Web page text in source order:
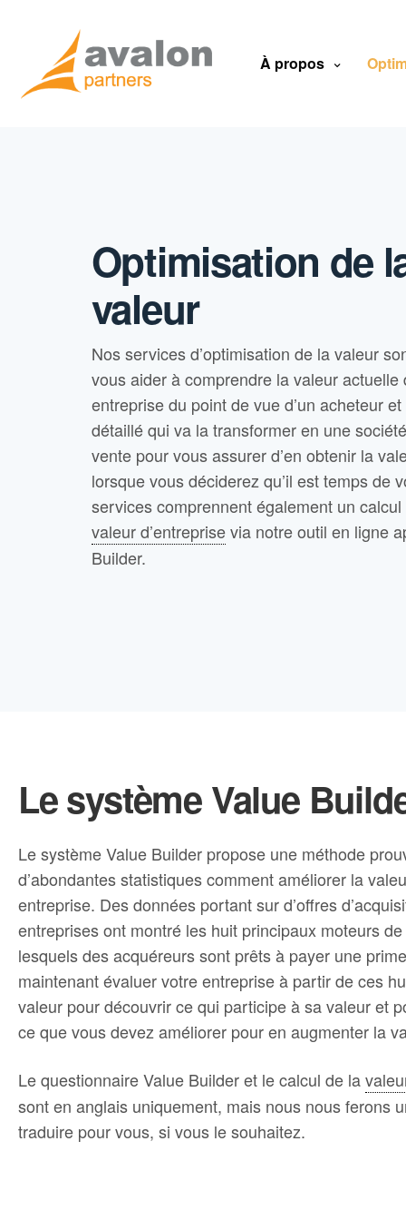
À propos
Optimisation de
valeur
Nos services d’optimisation de la valeur
vous aider à comprendre la valeur actuelle
entreprise du point de vue d’un acheteur
détaillé qui va la transformer en une
vente pour vous assurer d’en obtenir la
lorsque vous déciderez qu’il est temps de
services comprennent également un
valeur d’entreprisevia notre outil en ligne
Builder.
Le système Value
Le système Value Builder propose une méthode
d’abondantes statistiques comment améliorer la
entreprise. Des données portant sur d’offres
entreprises ont montré les huit principaux moteurs
lesquels des acquéreurs sont prêts à payer une
maintenant évaluer votre entreprise à partir de ces
valeur pour découvrir ce qui participe à sa valeur et
ce que vous devez améliorer pour en augmenter la
Le questionnaire Value Builder et le calcul de la
sont en anglais uniquement, mais nous nous ferons
traduire pour vous, si vous le souhaitez.